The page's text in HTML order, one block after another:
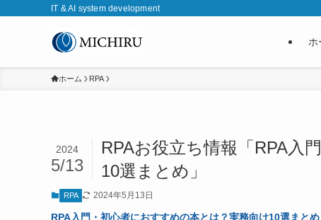
IT & AI system development
ホ
ホーム RPA
RPAお役立ち情報「RPA入
10選まとめ」
2024
5/13
RPA 2024年5月13日
RPA入門・初心者におすすめの本とは？実務向け10選まとめ